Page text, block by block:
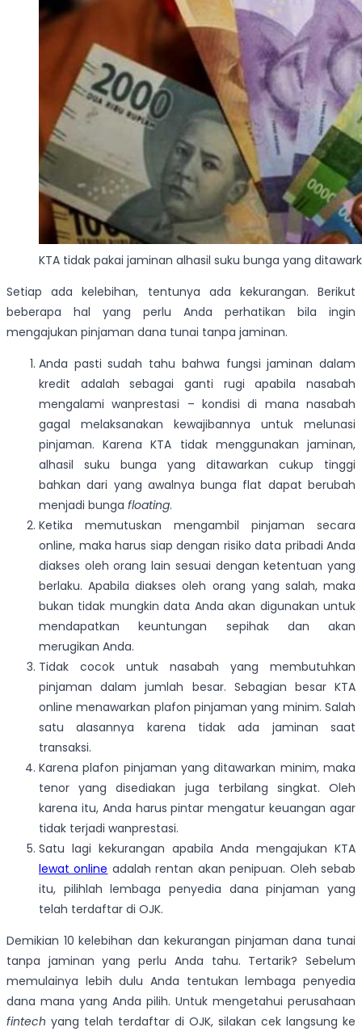
KTA tidak pakai jaminan alhasil suku bunga yang
Setiap ada kelebihan, tentunya ada kekurangan. Berikut
beberapa hal yang perlu Anda perhatikan bila ingin
mengajukan pinjaman dana tunai tanpa jaminan.
Anda pasti sudah tahu bahwa fungsi jaminan dalam
kredit adalah sebagai ganti rugi apabila nasabah
mengalami wanprestasi – kondisi di mana nasabah
gagal melaksanakan kewajibannya untuk melunasi
pinjaman. Karena KTA tidak menggunakan jaminan,
alhasil suku bunga yang ditawarkan cukup tinggi
bahkan dari yang awalnya bunga flat dapat berubah
menjadi bunga floating.
Ketika memutuskan mengambil pinjaman secara
online, maka harus siap dengan risiko data pribadi Anda
diakses oleh orang lain sesuai dengan ketentuan yang
berlaku. Apabila diakses oleh orang yang salah, maka
bukan tidak mungkin data Anda akan digunakan untuk
mendapatkan keuntungan sepihak dan akan
merugikan Anda.
Tidak cocok untuk nasabah yang membutuhkan
pinjaman dalam jumlah besar. Sebagian besar KTA
online menawarkan plafon pinjaman yang minim. Salah
satu alasannya karena tidak ada jaminan saat
transaksi.
Karena plafon pinjaman yang ditawarkan minim, maka
tenor yang disediakan juga terbilang singkat. Oleh
karena itu, Anda harus pintar mengatur keuangan agar
tidak terjadi wanprestasi.
Satu lagi kekurangan apabila Anda mengajukan KTA
lewat online adalah rentan akan penipuan. Oleh sebab
itu, pilihlah lembaga penyedia dana pinjaman yang
telah terdaftar di OJK.
Demikian 10 kelebihan dan kekurangan pinjaman dana tunai
tanpa jaminan yang perlu Anda tahu. Tertarik? Sebelum
memulainya lebih dulu Anda tentukan lembaga penyedia
dana mana yang Anda pilih. Untuk mengetahui perusahaan
fintech yang telah terdaftar di OJK, silakan cek langsung ke